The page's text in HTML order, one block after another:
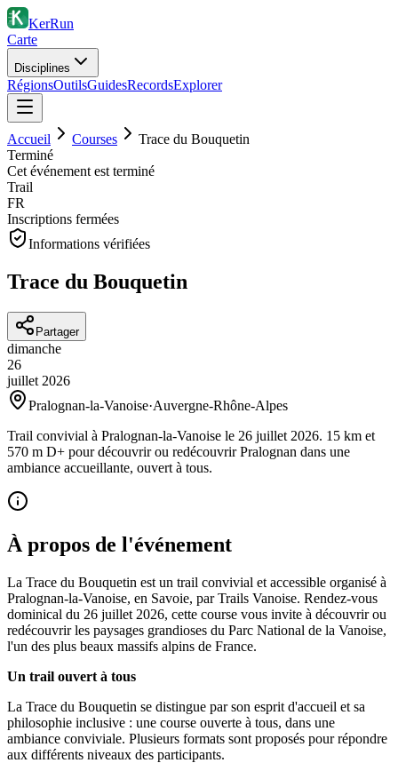
KerRun
Carte
Disciplines
RégionsOutilsGuidesRecordsExplorer
Accueil Courses
Trace du Bouquetin
Terminé
Cet événement est terminé
Trail
FR
Inscriptions fermées
Informations vérifiées
Trace du Bouquetin
Partager
dimanche
26
juillet 2026
Pralognan-la-Vanoise·Auvergne-Rhône-Alpes
Trail convivial à Pralognan-la-Vanoise le 26 juillet 2026. 15 km et
570 m D+ pour découvrir ou redécouvrir Pralognan dans une
ambiance accueillante, ouvert à tous.
À propos de l'événement
La Trace du Bouquetin est un trail convivial et accessible organisé à
Pralognan-la-Vanoise, en Savoie, par Trails Vanoise. Rendez-vous
dominical du 26 juillet 2026, cette course vous invite à découvrir ou
redécouvrir les paysages grandioses du Parc National de la Vanoise,
l'un des plus beaux massifs alpins de France.
Un trail ouvert à tous
La Trace du Bouquetin se distingue par son esprit d'accueil et sa
philosophie inclusive : une course ouverte à tous, dans une
ambiance conviviale. Plusieurs formats sont proposés pour répondre
aux différents niveaux des participants.